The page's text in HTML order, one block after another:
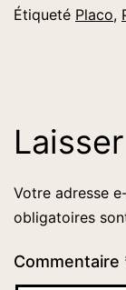
Étiqueté Placo,
Votre adresse
obligatoires
Commentaire